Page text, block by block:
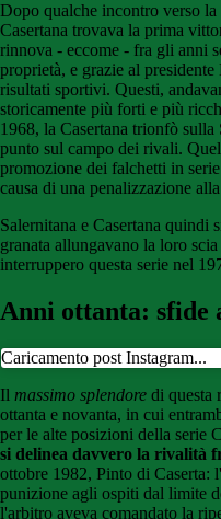
Dopo qualche incontro verso
Casertana trovava la prima
rinnova - eccome - fra gli anni
proprietà, e grazie al
risultati sportivi. Questi,
storicamente più forti e più
1968, la Casertana trionfò
punto sul campo dei rivali.
promozione dei falchetti in
causa di una penalizzazione
Salernitana e Casertana quindi
granata allungavano la loro
interruppero questa serie nel
Anni ottanta: sfide
Caricamento post Instagram...
Il massimo splendore di questa
ottanta e novanta, in cui
per le alte posizioni della serie
si delinea davvero la rivalità
ottobre 1982, Pinto di Caserta:
punizione agli ospiti dal limite
l'arbitro aveva comandato la